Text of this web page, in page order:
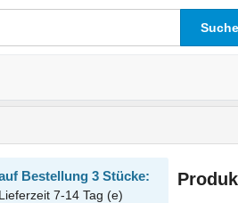
Bestellung 3 Stücke:
Lieferzeit 7-14 Tag (e)